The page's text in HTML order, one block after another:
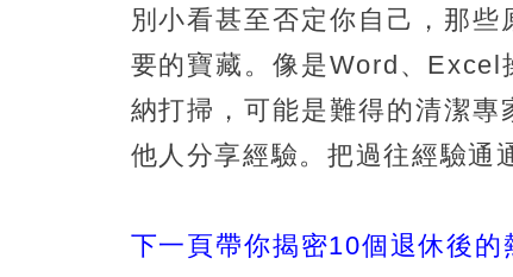
別小看甚至否定你自己，那
要的寶藏。像是Word、Excel
納打掃，可能是難得的清潔
他人分享經驗。把過往經驗通
下一頁帶你揭密10個退休後